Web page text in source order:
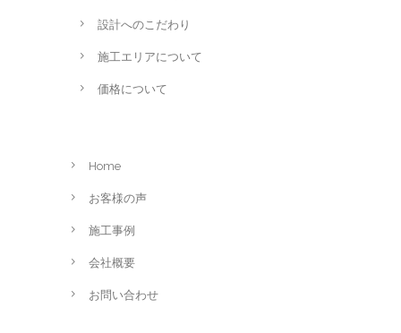
設計へのこだわり
施工エリアについて
価格について
Home
お客様の声
施工事例
会社概要
お問い合わせ